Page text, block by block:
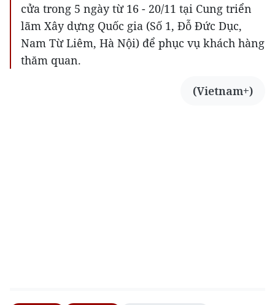
cửa trong 5 ngày từ 16 - 20/11 tại Cung triển
lãm Xây dựng Quốc gia (Số 1, Đỗ Đức Dục,
Nam Từ Liêm, Hà Nội) để phục vụ khách hàng
thăm quan.
(Vietnam+)